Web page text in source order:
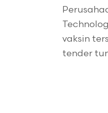
vaksin
tender